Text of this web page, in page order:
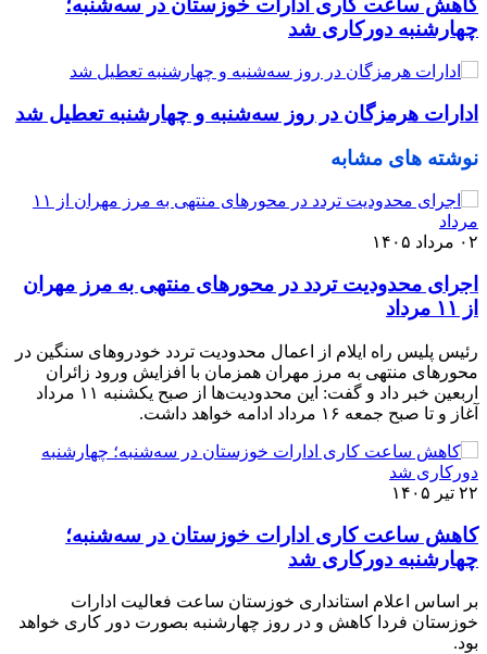
چهارشنبه دورکاری شد
ادارات هرمزگان در روز سه‌شنبه و چهارشنبه تعطیل شد
نوشته های مشابه
۰۲ مرداد ۱۴۰۵
اجرای محدودیت تردد در محورهای منتهی به مرز مهران
از ۱۱ مرداد
رئیس پلیس راه ایلام از اعمال محدودیت تردد خودروهای سنگین در
محورهای منتهی به مرز مهران همزمان با افزایش ورود زائران
اربعین خبر داد و گفت: این محدودیت‌ها از صبح یکشنبه ۱۱ مرداد
آغاز و تا صبح جمعه ۱۶ مرداد ادامه خواهد داشت.
۲۲ تیر ۱۴۰۵
کاهش ساعت کاری ادارات خوزستان در سه‌شنبه؛
چهارشنبه دورکاری شد
بر اساس اعلام استانداری خوزستان ساعت فعالیت ادارات
خوزستان فردا کاهش و در روز چهارشنبه بصورت دور کاری خواهد
بود.